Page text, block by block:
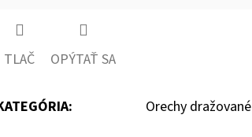
TLAČ OPÝTAŤ SA
: Orechy dražované